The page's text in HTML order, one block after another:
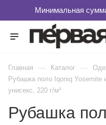
Главная — Каталог —
Рубашка поло Iqoniq Yosemite
унисекс, 220 г/м²
Рубашка